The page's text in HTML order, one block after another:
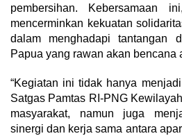
pembersihan. Kebersamaan
mencerminkan kekuatan
dalam menghadapi tantangan
Papua yang rawan akan bencana
“Kegiatan ini tidak hanya
Satgas Pamtas RI-PNG
masyarakat, namun juga
sinergi dan kerja sama antara